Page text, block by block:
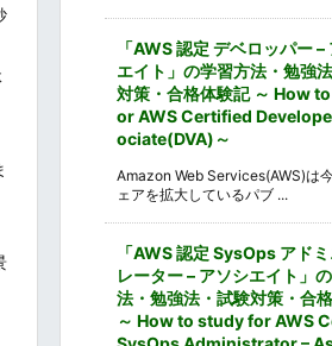
「AWS 認定 デベロッパー –
エイト」の学習方法・勉強
対策・合格体験記 ～ How
or AWS Certified
ociate(DVA)～
Amazon Web Services(AWS)は
ェアを拡大しているパブ ...
「AWS 認定 SysOps アド
レーター – アソシエイト」
法・勉強法・試験対策・合
～ How to study for AWS